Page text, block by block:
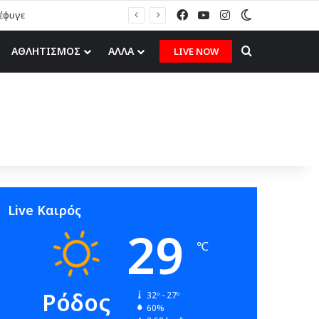
FacebookYouTubeInstagram
ΑΘΛΗΤΙΣΜΟΣ ΑΛΛΑ LIVE NOW Search for
Live Καιρός
Ρόδος
29 ℃
32º - 27º
60%